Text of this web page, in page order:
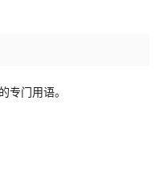
专门用语。